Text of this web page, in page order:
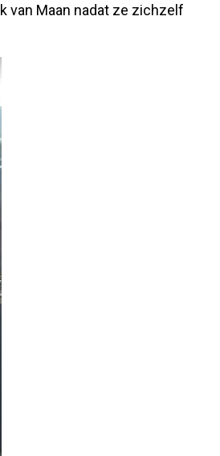
van Maan nadat ze zichzelf